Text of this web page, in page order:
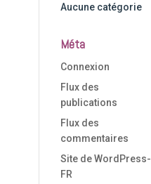
Aucune catégorie
Méta
Connexion
Flux des
publications
Flux des
commentaires
Site de WordPress-
FR